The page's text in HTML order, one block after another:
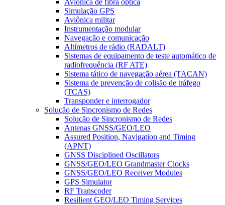
Aviônica de fibra óptica
Simulação GPS
Aviônica militar
Instrumentação modular
Navegação e comunicação
Altímetros de rádio (RADALT)
Sistemas de equipamento de teste automático de
radiofrequência (RF ATE)
Sistema tático de navegação aérea (TACAN)
Sistema de prevenção de colisão de tráfego
(TCAS)
Transponder e interrogador
Solução de Sincronismo de Redes
Solução de Sincronismo de Redes
Antenas GNSS/GEO/LEO
Assured Position, Navigation and Timing
(APNT)
GNSS Disciplined Oscillators
GNSS/GEO/LEO Grandmaster Clocks
GNSS/GEO/LEO Receiver Modules
GPS Simulator
RF Transcoder
Resilient GEO/LEO Timing Services